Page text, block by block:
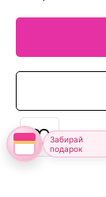
Забирай
подарок